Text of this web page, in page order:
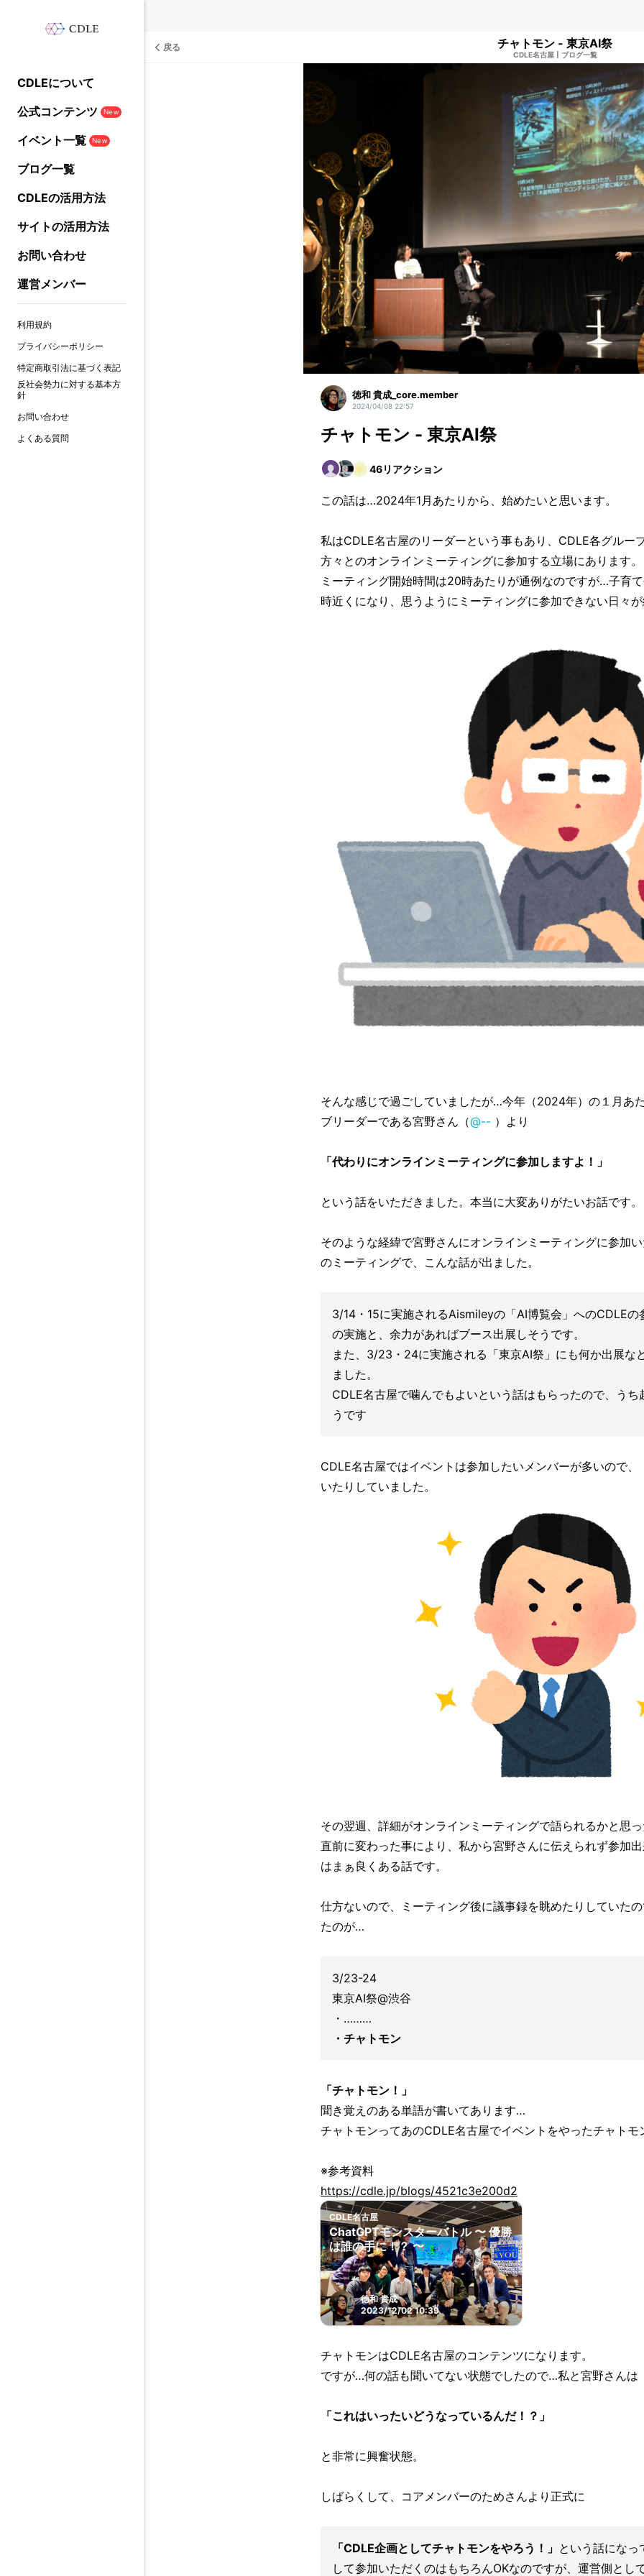
CDLEについて
公式コンテンツ
New
イベント一覧 New
ブログ一覧
CDLEの活用方法
サイトの活用方法
お問い合わせ
運営メンバー
利用規約
プライバシーポリシー
特定商取引法に基づく表記
反社会勢力に対する基本方
針
お問い合わせ
よくある質問
戻る チャトモン - 東京AI祭
CDLE名古屋 ブログ一覧
徳和 貴成_core.member
2024/04/08 22:57
チャトモン - 東京AI祭
46リアクション
この話は…2024年1月あたりから、始めたいと思います。
私はCDLE名古屋のリーダーという事もあり、CDLE各グルー
方々とのオンラインミーティングに参加する立場にあります。
ミーティング開始時間は20時あたりが通例なのですが…子育
時近くになり、思うようにミーティングに参加できない日々
そんな感じで過ごしていましたが…今年（2024年）の１月あ
ブリーダーである宮野さん（@-- ）より
「代わりにオンラインミーティングに参加しますよ！」
という話をいただきました。本当に大変ありがたいお話です。
そのような経緯で宮野さんにオンラインミーティングに参加
のミーティングで、こんな話が出ました。
3/14・15に実施されるAismileyの「AI博覧会」へのCDLEの
の実施と、余力があればブース出展しそうです。
また、3/23・24に実施される「東京AI祭」にも何か出展な
ました。
CDLE名古屋で噛んでもよいという話はもらったので、う
うです
CDLE名古屋ではイベントは参加したいメンバーが多いので、
いたりしていました。
その翌週、詳細がオンラインミーティングで語られるかと思
直前に変わった事により、私から宮野さんに伝えられず参加
はまぁ良くある話です。
仕方ないので、ミーティング後に議事録を眺めたりしていた
たのが…
3/23-24
東京AI祭@渋谷
・………
・チャトモン
「チャトモン！」
聞き覚えのある単語が書いてあります…
チャトモンってあのCDLE名古屋でイベントをやったチャトモ
※参考資料
https://cdle.jp/blogs/4521c3e200d2
CDLE名古屋
ChatGPTモンスターバトル 〜 優勝
は誰の手に！？ 〜
徳和 貴成
2023/12/02 10:39
チャトモンはCDLE名古屋のコンテンツになります。
ですが…何の話も聞いてない状態でしたので…私と宮野さんは
「これはいったいどうなっているんだ！？」
と非常に興奮状態。
しばらくして、コアメンバーのためさんより正式に
「CDLE企画としてチャトモンをやろう！」 という話にな
して参加いただくのはもちろんOKなのですが、運営側とし